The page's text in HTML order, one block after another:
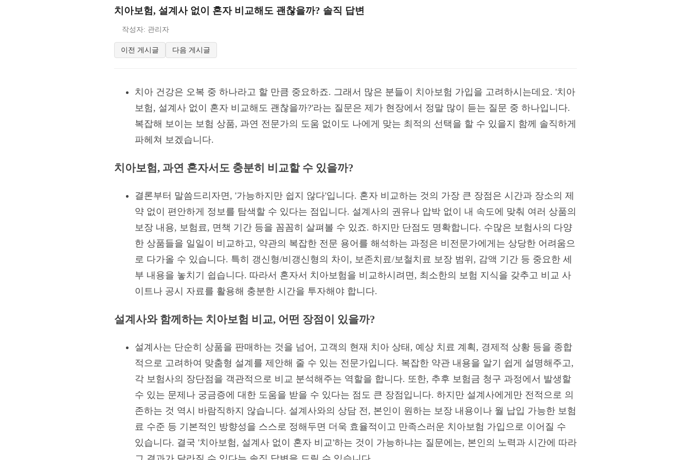
치아보험, 설계사 없이 혼자 비교해도 괜찮을까? 솔직 답변
작성자: 관리자
이전 게시글 다음 게시글
치아 건강은 오복 중 하나라고 할 만큼 중요하죠. 그래서 많은 분들이 치아보험 가입을 고려하시는데요. '치아
보험, 설계사 없이 혼자 비교해도 괜찮을까?'라는 질문은 제가 현장에서 정말 많이 듣는 질문 중 하나입니다.
복잡해 보이는 보험 상품, 과연 전문가의 도움 없이도 나에게 맞는 최적의 선택을 할 수 있을지 함께 솔직하게
파헤쳐 보겠습니다.
치아보험, 과연 혼자서도 충분히 비교할 수 있을까?
결론부터 말씀드리자면, '가능하지만 쉽지 않다'입니다. 혼자 비교하는 것의 가장 큰 장점은 시간과 장소의 제
약 없이 편안하게 정보를 탐색할 수 있다는 점입니다. 설계사의 권유나 압박 없이 내 속도에 맞춰 여러 상품의
보장 내용, 보험료, 면책 기간 등을 꼼꼼히 살펴볼 수 있죠. 하지만 단점도 명확합니다. 수많은 보험사의 다양
한 상품들을 일일이 비교하고, 약관의 복잡한 전문 용어를 해석하는 과정은 비전문가에게는 상당한 어려움으
로 다가올 수 있습니다. 특히 갱신형/비갱신형의 차이, 보존치료/보철치료 보장 범위, 감액 기간 등 중요한 세
부 내용을 놓치기 쉽습니다. 따라서 혼자서 치아보험을 비교하시려면, 최소한의 보험 지식을 갖추고 비교 사
이트나 공시 자료를 활용해 충분한 시간을 투자해야 합니다.
설계사와 함께하는 치아보험 비교, 어떤 장점이 있을까?
설계사는 단순히 상품을 판매하는 것을 넘어, 고객의 현재 치아 상태, 예상 치료 계획, 경제적 상황 등을 종합
적으로 고려하여 맞춤형 설계를 제안해 줄 수 있는 전문가입니다. 복잡한 약관 내용을 알기 쉽게 설명해주고,
각 보험사의 장단점을 객관적으로 비교 분석해주는 역할을 합니다. 또한, 추후 보험금 청구 과정에서 발생할
수 있는 문제나 궁금증에 대한 도움을 받을 수 있다는 점도 큰 장점입니다. 하지만 설계사에게만 전적으로 의
존하는 것 역시 바람직하지 않습니다. 설계사와의 상담 전, 본인이 원하는 보장 내용이나 월 납입 가능한 보험
료 수준 등 기본적인 방향성을 스스로 정해두면 더욱 효율적이고 만족스러운 치아보험 가입으로 이어질 수
있습니다. 결국 '치아보험, 설계사 없이 혼자 비교'하는 것이 가능하냐는 질문에는, 본인의 노력과 시간에 따라